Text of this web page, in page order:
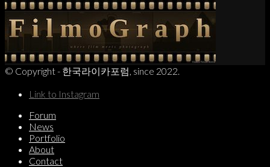
© Copyright - 한국라이카포럼, since 2022.
Link to Instagram
Forum
News
Portfolio
About
Contact